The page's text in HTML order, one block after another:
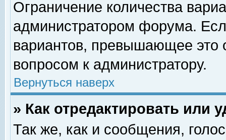
Ограничение количества
администратором форума.
вариантов, превышающее это
вопросом к администратору.
Вернуться наверх
» Как отредактировать или
Так же, как и сообщения,